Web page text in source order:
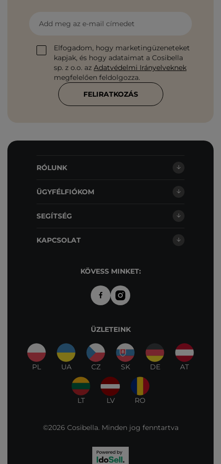
Add meg az e-mail címedet
Elfogadom, hogy marketingüzeneteket
kapjak, és hogy adataimat a Cosibella
sp. z o.o. az Adatvédelmi Irányelveknek
megfelelően feldolgozza.
FELIRATKOZÁS
RÓLUNK
ÜGYFÉLFIÓKOM
SEGÍTSÉG
KAPCSOLAT
KÖVESS MINKET:
ÜZLETEINK
PL UA CZ SK DE AT
LT LV RO
©2026 Cosibella. Minden jog fenntartva